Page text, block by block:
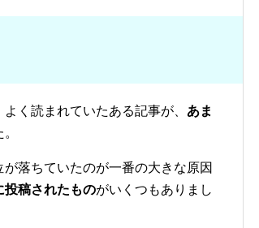
く読まれていたある記事が、 あま
落ちていたのが一番の大きな原因
投稿されたものがいくつもありまし